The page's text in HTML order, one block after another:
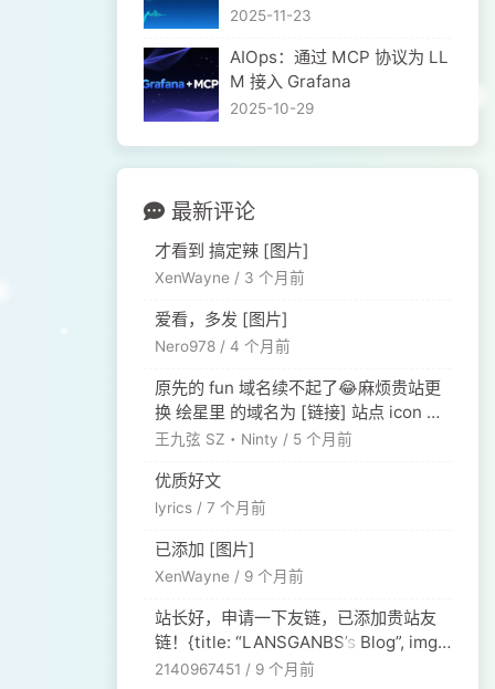
2025-11-23
​AIOps：通过 MCP 协议为 LL
M 接入 Grafana
2025-10-29
最新评论
才看到 搞定辣 [图片]
XenWayne / 3 个月前
爱看，多发 [图片]
Nero978 /4 个月前
原先的 fun 域名续不起了😂麻烦贵站更
换 绘星里 的域名为 [链接] 站点 icon 则
换成 [链接]
王九弦 SZ・Ninty / 5 个月前
优质好文
lyrics /7 个月前
已添加 [图片]
XenWayne / 9 个月前
站长好，申请一下友链，已添加贵站友
链！{title: “LANSGANBS’s Blog”, imgu
rl: “[链接], desc: “红叶最多情，一舞寄
2140967451 / 9 个月前